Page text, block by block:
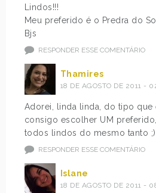
Lindos!!!
Meu preferido é o Predra do
Bjs
RESPONDER ESSE COMENTÁRIO
Thamires
18 DE AGOSTO DE 2011 -
Adorei, linda linda, do tipo que
consigo escolher UM
todos lindos do mesmo tanto ;)
RESPONDER ESSE COMENTÁRIO
Islane
18 DE AGOSTO DE 2011 -